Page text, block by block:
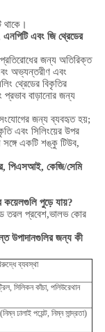
থাকে।
এনপিটি এবং জি থ্রেডের
প্রতিরোধের জন্য অতিরিক্ত
অভ্যন্তরীণ এবং
থ্রেডের বিকৃতির
প্রভাব বাড়ানোর জন্য
জন্য ব্যবহৃত হয়;
এবং সিলিংয়ের উপর
একটি শঙ্কু টিউব,
পিএসআই, কেজি/সেমি
কয়েলগুলি পুড়ে যায়?
তরল প্রবেশ,ভালভ কোর
উপাদানগুলির জন্য কী
ব্যবস্থা
সিলিকন কাঁচা, পলিউরেথান
ঢালাই পয়েন্ট, নিম্ন সান্দ্রতা)